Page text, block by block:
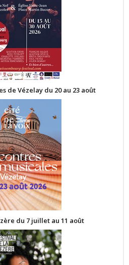
de Vézelay du 20 au 23 août
du 7 juillet au 11 août